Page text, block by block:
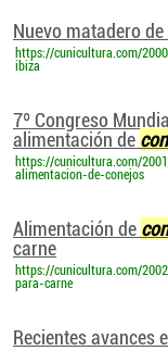
Nuevo matadero de
https://cunicultura.com/
ibiza
7º Congreso
alimentación de
https://cunicultura.com/
alimentacion-de-conejos
Alimentación de
carne
https://cunicultura.com/
para-carne
Recientes avances